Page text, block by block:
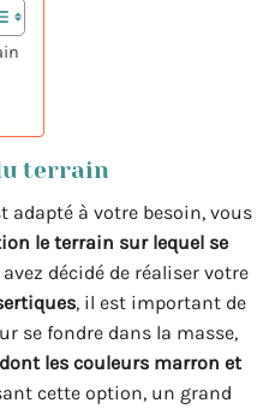
terrain
adapté à votre besoin, vous
le terrain sur lequel se
décidé de réaliser votre
, il est important de
se fondre dans la masse,
les couleurs marron et
cette option, un grand